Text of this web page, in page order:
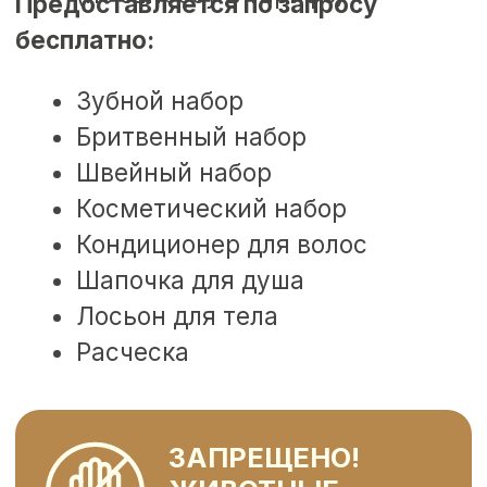
ПИТАНИЕ
АКЦИИ
УСЛУГИ
г. Сочи, Эсто-Садок,
ул. Эстонская, 81